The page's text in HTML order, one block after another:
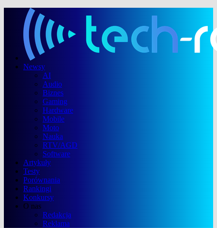
Newsy
AI
Audio
Biznes
Gaming
Hardware
Mobile
Moto
Nauka
RTV/AGD
Software
Artykuły
Testy
Porównania
Rankingi
Konkursy
O nas
Redakcja
Reklama